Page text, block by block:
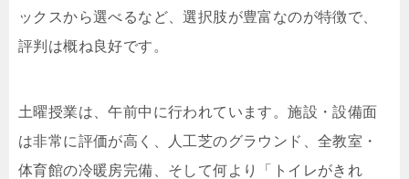
ックスから選べるなど、選択肢が豊富なのが特徴で、
評判は概ね良好です。
土曜授業は、午前中に行われています。施設・設備面
は非常に評価が高く、人工芝のグラウンド、全教室・
体育館の冷暖房完備、そして何より「トイレがきれ